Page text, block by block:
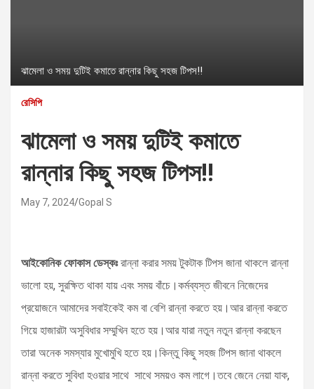
ঝামেলা ও সময় দুটিই কমাতে রান্নার কিছু সহজ টিপস!!
রেসিপি
ঝামেলা ও সময় দুটিই কমাতে
রান্নার কিছু সহজ টিপস!!
May 7, 2024 Gopal S
আইকোনিক ফোকাস ডেস্কঃরান্না করার সময় টুকটাক টিপস জানা থাকলে রান্না
ভালো হয়, সুরক্ষিত থাকা যায় এবং সময় বাঁচে।কর্মব্যস্ত জীবনে নিজেদের
প্রয়োজনে আমাদের সবাইকেই কম বা বেশি রান্না করতে হয়।আর রান্না করতে
গিয়ে হাজারটা অসুবিধার সম্মুখিন হতে হয়।আর যারা নতুন নতুন রান্না করছেন
তারা অনেক সমস্যার মুখোমুখি হতে হয়।কিন্তু কিছু সহজ টিপস জানা থাকলে
রান্না করতে সুবিধা হওয়ার সাথে সাথে সময়ও কম লাগে।তবে জেনে নেয়া যাক,